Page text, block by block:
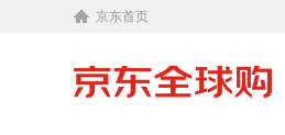
京东首页